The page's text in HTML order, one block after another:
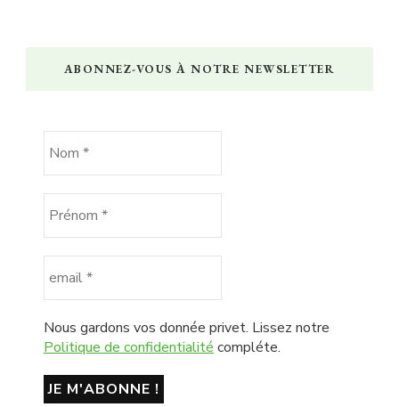
ABONNEZ-VOUS À NOTRE NEWSLETTER
Nous gardons vos donnée privet. Lissez notre
Politique de confidentialité compléte.